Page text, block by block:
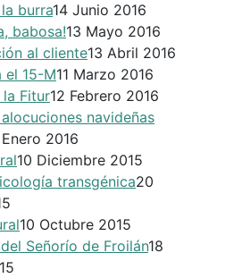
burra14 Junio 2016
babosa!13 Mayo 2016
al cliente13 Abril 2016
el 15-M11 Marzo 2016
Fitur12 Febrero 2016
navideñas
2016
10 Diciembre 2015
transgénica20
10 Octubre 2015
Señorío de Froilán18